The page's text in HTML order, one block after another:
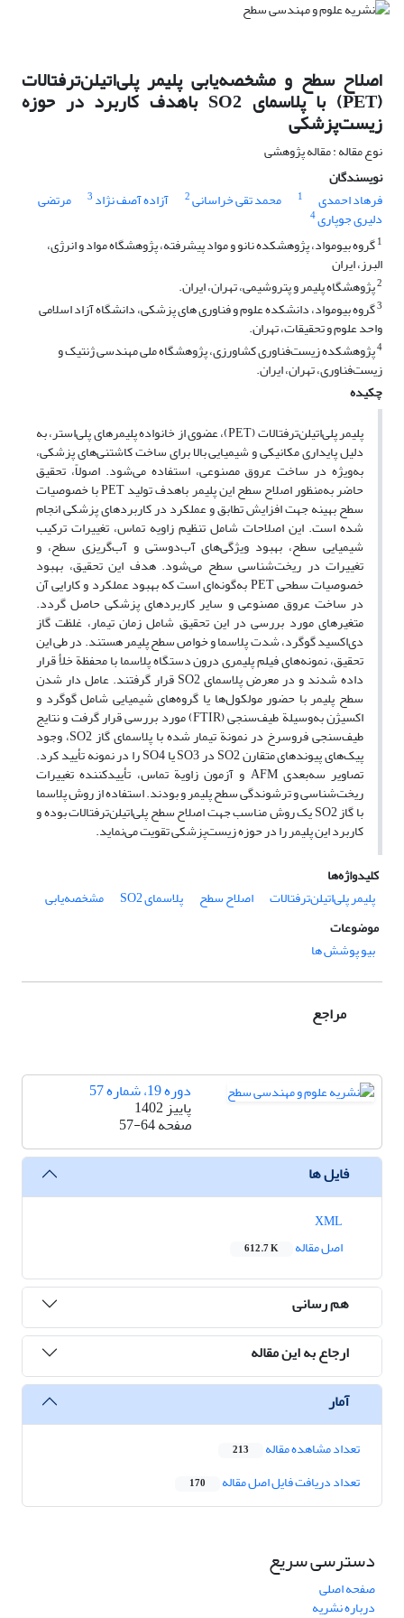
اصلاح سطح و مشخصه‌یابی پلیمر پلی‌اتیلن‌ترفتالات
(PET) با پلاسمای SO2 باهدف کاربرد در حوزه
زیست‌پزشکی
نوع مقاله : مقاله پژوهشی
نویسندگان
فرهاد احمدی
1 محمد تقی خراسانی2 آزاده آصف نژاد 3 مرتضی
دلیری جوپاری4
1گروه بیومواد، پژوهشکده نانو و مواد پیشرفته، پژوهشگاه مواد و انرژی،
البرز، ایران
2پژوهشگاه پلیمر و پتروشیمی، تهران، ایران.
3گروه بیومواد، دانشکده علوم و فناوری های پزشکی، دانشگاه آزاد اسلامی
واحد علوم و تحقیقات، تهران.
4پژوهشکده زیست‌فناوری کشاورزی، پژوهشگاه ملی مهندسی ژنتیک و
زیست‌فناوری، تهران، ایران.
چکیده
پلیمر پلی‌اتیلن‌ترفتالات (PET)، عضوی از خانواده پلیمرهای پلی‌استر، به
دلیل پایداری مکانیکی و شیمیایی بالا برای ساخت کاشتنی‌های پزشکی،
به‌ویژه در ساخت عروق مصنوعی، استفاده می‌شود. اصولاً، تحقیق
حاضر به‌منظور اصلاح سطح این پلیمر باهدف تولید PET با خصوصیات
سطح بهینه جهت افزایش تطابق و عملکرد در کاربردهای پزشکی انجام
شده است. این اصلاحات شامل تنظیم زاویه تماس، تغییرات ترکیب
شیمیایی سطح، بهبود ویژگی‌های آب‌دوستی و آب‌گریزی سطح، و
تغییرات در ریخت‌شناسی سطح می‌شود. هدف این تحقیق، بهبود
خصوصیات سطحی PET به‌گونه‌ای است که بهبود عملکرد و کارایی آن
در ساخت عروق مصنوعی و سایر کاربردهای پزشکی حاصل گردد.
متغیرهای مورد بررسی در این تحقیق شامل زمان تیمار، غلظت گاز
دی‌اکسید گوگرد، شدت پلاسما و خواص سطح پلیمر هستند. در طی این
تحقیق، نمونه‌های فیلم پلیمری درون دستگاه پلاسما با محفظة خلأ قرار
داده شدند و در معرض پلاسمای SO2 قرار گرفتند. عامل دار شدن
سطح پلیمر با حضور مولکول‌ها یا گروه‌های شیمیایی شامل گوگرد و
اکسیژن به‌وسیلة طیف‌سنجی (FTIR) مورد بررسی قرار گرفت و نتایج
طیف‌سنجی فروسرخ در نمونة تیمار شده با پلاسمای گاز SO2، وجود
پیک‌های پیوندهای متقارن SO2 در SO3 یا SO4 را در نمونه تأیید کرد.
تصاویر سه‌بعدی AFM و آزمون زاویة تماس، تأییدکننده تغییرات
ریخت‌شناسی و ترشوندگی سطح پلیمر و بودند. استفاده از روش پلاسما
با گاز SO2 یک روش مناسب جهت اصلاح سطح پلی‌اتیلن‌ترفتالات بوده و
کاربرد این پلیمر را در حوزه زیست‌پزشکی تقویت می‌نماید.
کلیدواژه‌ها
پلیمر پلی‌اتیلن‌ترفتالات
اصلاح سطح پلاسمای SO2
مشخصه‌یابی
موضوعات
بیو پوشش ها
مراجع
دوره 19، شماره 57
پاییز 1402
صفحه57-64
فایل ها
اصل مقاله
612.7 K
هم رسانی
ارجاع به این مقاله
آمار
تعداد مشاهده مقاله 213
تعداد دریافت فایل اصل مقاله 170
دسترسی سریع
صفحه اصلی
درباره نشریه